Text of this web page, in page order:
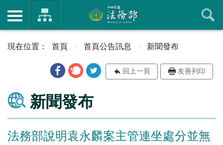
首頁 首頁公告訊息 新聞發布
回上一頁 友善列印
新聞發布
法務部說明袁永麟案主管連坐處分並無